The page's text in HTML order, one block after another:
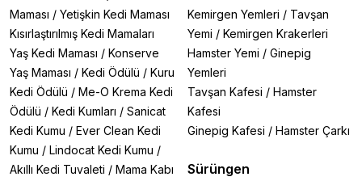
Maması / Yetişkin Kedi Maması
Kısırlaştırılmış Kedi Mamaları
Yaş Kedi Maması / Konserve
Yaş Maması / Kedi Ödülü / Kuru
Kedi Ödülü / Me-O Krema Kedi
Ödülü / Kedi Kumları / Sanicat
Kedi Kumu / Ever Clean Kedi
Kumu / Lindocat Kedi Kumu /
Akıllı Kedi Tuvaleti / Mama Kabı
Kemirgen Yemleri / Tavşan
Yemi / Kemirgen Krakerleri
Hamster Yemi / Ginepig
Yemleri
Tavşan Kafesi / Hamster
Kafesi
Ginepig Kafesi / Hamster Çarkı
Sürüngen